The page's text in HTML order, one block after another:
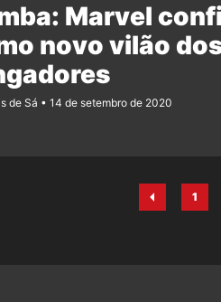
Marvel
novo vilão
de Sá 14 de setembro de 2020
1